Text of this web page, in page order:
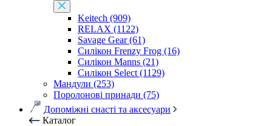
Keitech (909)
RELAX (1122)
Savage Gear (61)
Силікон Frenzy Frog (16)
Силікон Manns (21)
Силікон Select (1129)
Мандули (253)
Поролонові принади (75)
Допоміжні снасті та аксесуари
Каталог